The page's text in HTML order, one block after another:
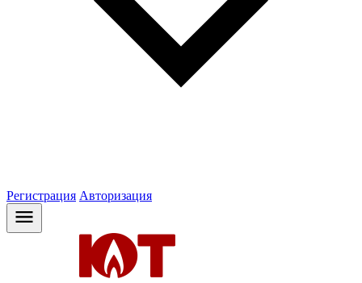
Регистрация Авторизация